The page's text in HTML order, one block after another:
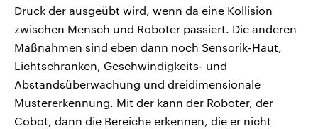
Druck der ausgeübt wird, wenn da eine Kollision
zwischen Mensch und Roboter passiert. Die anderen
Maßnahmen sind eben dann noch Sensorik-Haut,
Lichtschranken, Geschwindigkeits- und
Abstandsüberwachung und dreidimensionale
Mustererkennung. Mit der kann der Roboter, der
Cobot, dann die Bereiche erkennen, die er nicht